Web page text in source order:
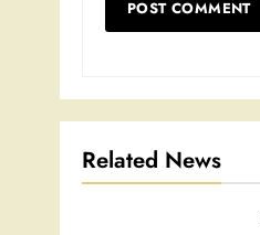
Related News